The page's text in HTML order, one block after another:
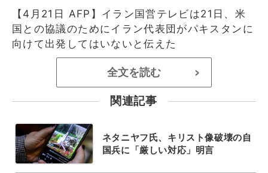
【4月21日 AFP】イラン国営テレビは21日、米
国との協議のためにイラン代表団がパキスタンに
向けて出発してはいないと伝えた
全文を読む >
関連記事
ネタニヤフ氏、キリスト像破壊の自
国兵に「厳しい対応」明言